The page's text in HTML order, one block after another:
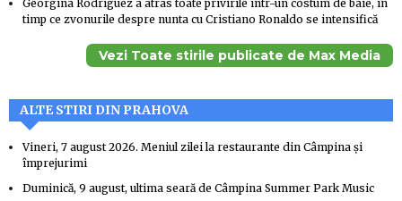
Georgina Rodríguez a atras toate privirile într-un costum de baie, în
timp ce zvonurile despre nunta cu Cristiano Ronaldo se intensifică
Vezi Toate stirile publicate de Max Media
ALTE STIRI DIN PRAHOVA
Vineri, 7 august 2026. Meniul zilei la restaurante din Câmpina și
împrejurimi
Duminică, 9 august, ultima seară de Câmpina Summer Park Music